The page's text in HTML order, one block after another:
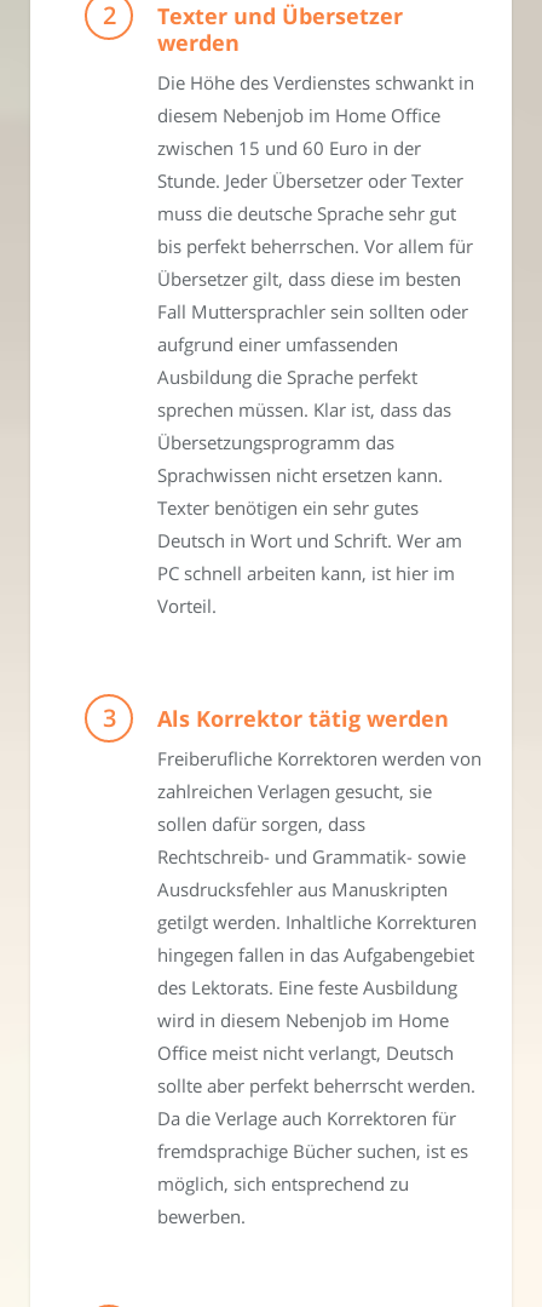
Texter und Übersetzer
werden
Die Höhe des Verdienstes schwankt in
diesem Nebenjob im Home Office
zwischen 15 und 60 Euro in der
Stunde. Jeder Übersetzer oder Texter
muss die deutsche Sprache sehr gut
bis perfekt beherrschen. Vor allem für
Übersetzer gilt, dass diese im besten
Fall Muttersprachler sein sollten oder
aufgrund einer umfassenden
Ausbildung die Sprache perfekt
sprechen müssen. Klar ist, dass das
Übersetzungsprogramm das
Sprachwissen nicht ersetzen kann.
Texter benötigen ein sehr gutes
Deutsch in Wort und Schrift. Wer am
PC schnell arbeiten kann, ist hier im
Vorteil.
Als Korrektor tätig werden
Freiberufliche Korrektoren werden von
zahlreichen Verlagen gesucht, sie
sollen dafür sorgen, dass
Rechtschreib- und Grammatik- sowie
Ausdrucksfehler aus Manuskripten
getilgt werden. Inhaltliche Korrekturen
hingegen fallen in das Aufgabengebiet
des Lektorats. Eine feste Ausbildung
wird in diesem Nebenjob im Home
Office meist nicht verlangt, Deutsch
sollte aber perfekt beherrscht werden.
Da die Verlage auch Korrektoren für
fremdsprachige Bücher suchen, ist es
möglich, sich entsprechend zu
bewerben.